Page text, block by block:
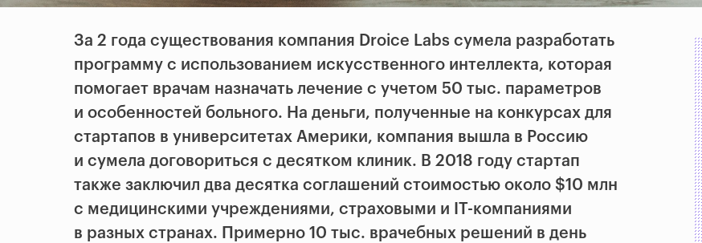
За 2 года существования компания Droice Labs сумела разработать
программу с использованием искусственного интеллекта, которая
помогает врачам назначать лечение с учетом 50 тыс. параметров
и особенностей больного. На деньги, полученные на конкурсах для
стартапов в университетах Америки, компания вышла в Россию
и сумела договориться с десятком клиник. В 2018 году стартап
также заключил два десятка соглашений стоимостью около $10 млн
с медицинскими учреждениями, страховыми и IT-компаниями
в разных странах. Примерно 10 тыс. врачебных решений в день